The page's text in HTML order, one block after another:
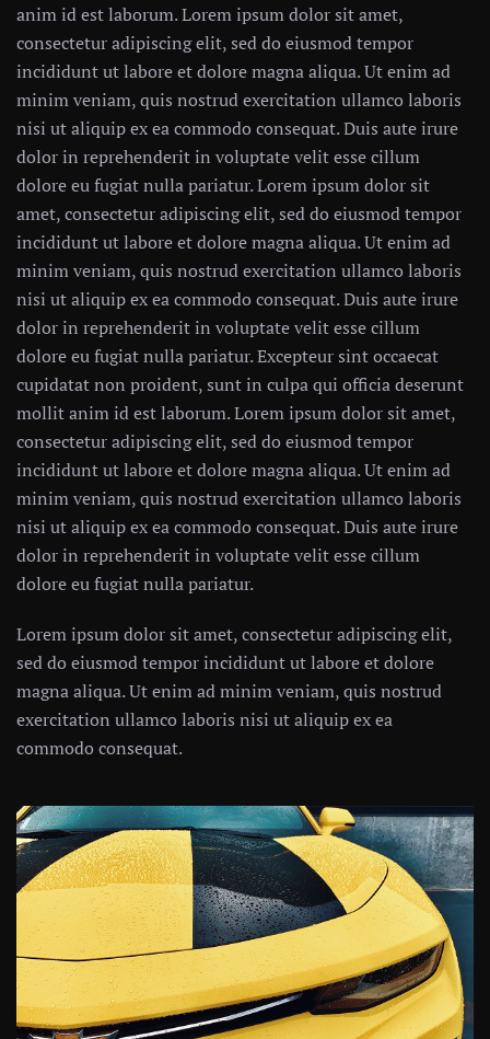
anim id est laborum. Lorem ipsum dolor sit amet,
consectetur adipiscing elit, sed do eiusmod tempor
incididunt ut labore et dolore magna aliqua. Ut enim ad
minim veniam, quis nostrud exercitation ullamco laboris
nisi ut aliquip ex ea commodo consequat. Duis aute irure
dolor in reprehenderit in voluptate velit esse cillum
dolore eu fugiat nulla pariatur. Lorem ipsum dolor sit
amet, consectetur adipiscing elit, sed do eiusmod tempor
incididunt ut labore et dolore magna aliqua. Ut enim ad
minim veniam, quis nostrud exercitation ullamco laboris
nisi ut aliquip ex ea commodo consequat. Duis aute irure
dolor in reprehenderit in voluptate velit esse cillum
dolore eu fugiat nulla pariatur. Excepteur sint occaecat
cupidatat non proident, sunt in culpa qui officia deserunt
mollit anim id est laborum. Lorem ipsum dolor sit amet,
consectetur adipiscing elit, sed do eiusmod tempor
incididunt ut labore et dolore magna aliqua. Ut enim ad
minim veniam, quis nostrud exercitation ullamco laboris
nisi ut aliquip ex ea commodo consequat. Duis aute irure
dolor in reprehenderit in voluptate velit esse cillum
dolore eu fugiat nulla pariatur.
Lorem ipsum dolor sit amet, consectetur adipiscing elit,
sed do eiusmod tempor incididunt ut labore et dolore
magna aliqua. Ut enim ad minim veniam, quis nostrud
exercitation ullamco laboris nisi ut aliquip ex ea
commodo consequat.